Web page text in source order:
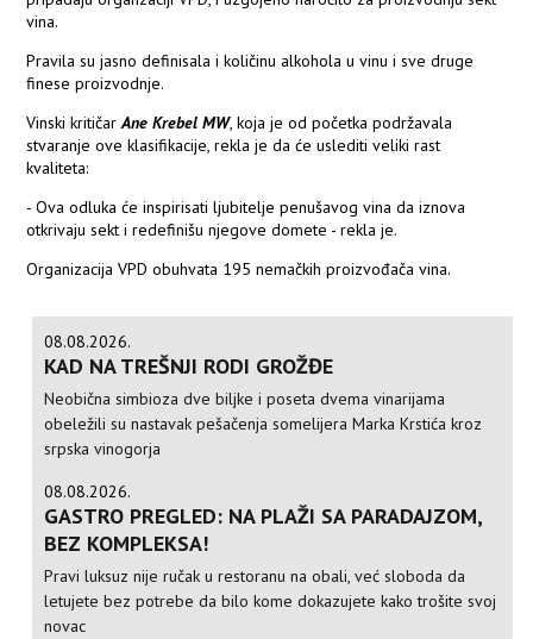
vina.
Pravila su jasno definisala i količinu alkohola u vinu i sve druge
finese proizvodnje.
Vinski kritičarAne Krebel MW, koja je od početka podržavala
stvaranje ove klasifikacije, rekla je da će uslediti veliki rast
kvaliteta:
- Ova odluka će inspirisati ljubitelje penušavog vina da iznova
otkrivaju sekt i redefinišu njegove domete - rekla je.
Organizacija VPD obuhvata 195 nemačkih proizvođača vina.
08.08.2026.
KAD NA TREŠNJI RODI GROŽĐE
Neobična simbioza dve biljke i poseta dvema vinarijama
obeležili su nastavak pešačenja somelijera Marka Krstića kroz
srpska vinogorja
08.08.2026.
GASTRO PREGLED: NA PLAŽI SA PARADAJZOM,
BEZ KOMPLEKSA!
Pravi luksuz nije ručak u restoranu na obali, već sloboda da
letujete bez potrebe da bilo kome dokazujete kako trošite svoj
novac